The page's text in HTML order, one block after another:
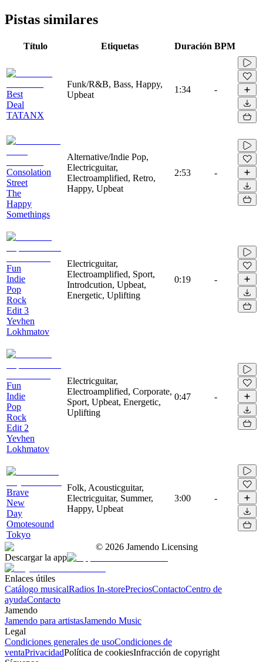
Pistas similares
Título Etiquetas Duración BPM
Best
Deal
TATANX
Funk/R&B, Bass, Happy,
Upbeat
1:34 -
Consolation
Street
The
Happy
Somethings
Alternative/Indie Pop,
Electricguitar,
Electroamplified, Retro,
Happy, Upbeat
2:53 -
Fun
Indie
Pop
Rock
Edit 3
Yevhen
Lokhmatov
Electricguitar,
Electroamplified, Sport,
Introdcution, Upbeat,
Energetic, Uplifting
0:19 -
Fun
Indie
Pop
Rock
Edit 2
Yevhen
Lokhmatov
Electricguitar,
Electroamplified, Corporate,
Sport, Upbeat, Energetic,
Uplifting
0:47 -
Brave
New
Day
Omotesound
Tokyo
Folk, Acousticguitar,
Electricguitar, Summer,
Happy, Upbeat
3:00 -
© 2026 Jamendo Licensing
Descargar la app
Enlaces útiles
Catálogo musicalRadios In-storePreciosContactoCentro de
ayudaContacto
Jamendo
Jamendo para artistasJamendo Music
Legal
Condiciones generales de usoCondiciones de
ventaPrivacidadPolítica de cookiesInfracción de copyright